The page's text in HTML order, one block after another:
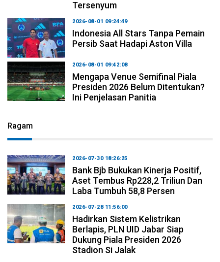
Tersenyum
2026-08-01 09:24:49
Indonesia All Stars Tanpa Pemain
Persib Saat Hadapi Aston Villa
2026-08-01 09:42:08
Mengapa Venue Semifinal Piala
Presiden 2026 Belum Ditentukan?
Ini Penjelasan Panitia
Ragam
2026-07-30 18:26:25
Bank Bjb Bukukan Kinerja Positif,
Aset Tembus Rp228,2 Triliun Dan
Laba Tumbuh 58,8 Persen
2026-07-28 11:56:00
Hadirkan Sistem Kelistrikan
Berlapis, PLN UID Jabar Siap
Dukung Piala Presiden 2026
Stadion Si Jalak